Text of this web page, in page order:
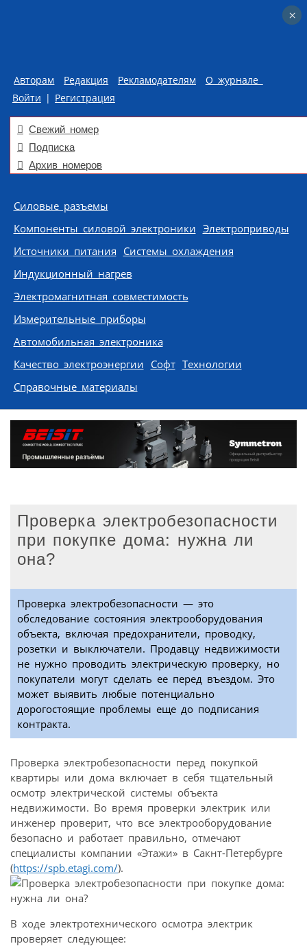
Авторам Редакция Рекламодателям
О журнале
Войти | Регистрация
Свежий номер
Подписка
Архив номеров
Skip to content
Силовые разъемы
Компоненты силовой электроники Электроприводы
Источники питания Системы охлаждения
Индукционный нагрев
Электромагнитная совместимость
Измерительные приборы
Автомобильная электроника
Качество электроэнергии Софт Технологии
Справочные материалы
Проверка электробезопасности
при покупке дома: нужна ли
она?
Проверка электробезопасности — это
обследование состояния электрооборудования
объекта, включая предохранители, проводку,
розетки и выключатели. Продавцу недвижимости
не нужно проводить электрическую проверку, но
покупатели могут сделать ее перед въездом. Это
может выявить любые потенциально
дорогостоящие проблемы еще до подписания
контракта.
Проверка электробезопасности перед покупкой
квартиры или дома включает в себя тщательный
осмотр электрической системы объекта
недвижимости. Во время проверки электрик или
инженер проверит, что все электрооборудование
безопасно и работает правильно, отмечают
специалисты компании «Этажи» в Сакнт-Петербурге
(https://spb.etagi.com/).
В ходе электротехнического осмотра электрик
проверяет следующее:
×
×